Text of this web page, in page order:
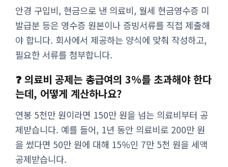
안경 구입비, 현금으로 낸 의료비, 월세 현금영수증 미
발급분 등은 영수증 원본이나 증빙서류를 직접 제출해
야 합니다. 회사에서 제공하는 양식에 맞춰 작성하고,
필요한 서류를 첨부합니다.
❓ 의료비 공제는 총급여의 3%를 초과해야 한다
는데, 어떻게 계산하나요?
연봉 5천만 원이라면 150만 원을 넘는 의료비부터 공
제받습니다. 예를 들어, 1년 동안 의료비로 200만 원
을 썼다면 50만 원에 대해 15%인 7만 5천 원을 세액
공제받습니다.